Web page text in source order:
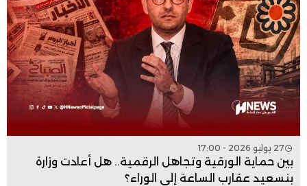
27 يوليو 2026 - 17:00
بين حماية الورقية وتجاهل الرقمية.. هل أعادت وزارة
بنسعيد عقارب الساعة إلى الوراء؟